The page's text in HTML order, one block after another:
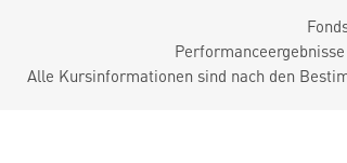
Alle Kursinformationen sind nach den